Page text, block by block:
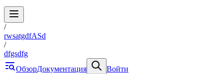
/
rwsatgdfASd
/
dfgsdfg
ОбзорДокументация
Войти